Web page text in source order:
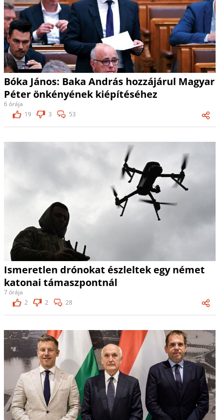
Bóka János: Baka András hozzájárul Magyar
Péter önkényének kiépítéséhez
6 órája
19
3 53
Ismeretlen drónokat észleltek egy német
katonai támaszpontnál
7 órája
2
2 28